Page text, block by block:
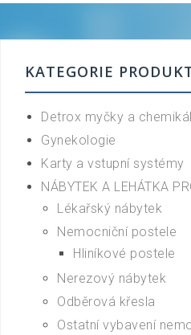
KATEGORIE
Detrox myčky a
Gynekologie
Karty a vstupní systémy
NÁBYTEK A LEHÁTKA
Lékařský nábytek
Nemocniční postele
Hliníkové postele
Nerezový nábytek
Odběrová křesla
Ostatní vybavení